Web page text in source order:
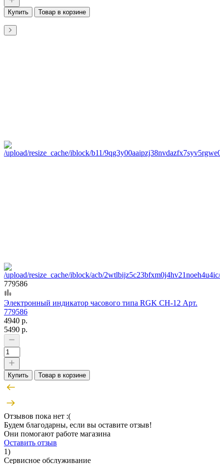
Купить Товар в корзине
779586
Электронный индикатор часового типа RGK CH-12 Арт.
779586
4940 р.
5490 р.
Купить Товар в корзине
Отзывов пока нет :(
Будем благодарны, если вы оставите отзыв!
Они помогают работе магазина
Оставить отзыв
1)
Сервисное обслуживание